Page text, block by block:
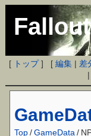
[ トップ] [編集 | 差
Top /GameData /